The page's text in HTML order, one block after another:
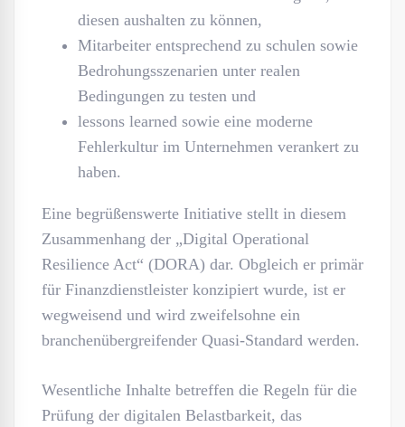
diesen aushalten zu können,
Mitarbeiter entsprechend zu schulen sowie
Bedrohungsszenarien unter realen
Bedingungen zu testen und
lessons learned sowie eine moderne
Fehlerkultur im Unternehmen verankert zu
haben.
Eine begrüßenswerte Initiative stellt in diesem
Zusammenhang der „Digital Operational
Resilience Act“ (DORA) dar. Obgleich er primär
für Finanzdienstleister konzipiert wurde, ist er
wegweisend und wird zweifelsohne ein
branchenübergreifender Quasi-Standard werden.
Wesentliche Inhalte betreffen die Regeln für die
Prüfung der digitalen Belastbarkeit, das